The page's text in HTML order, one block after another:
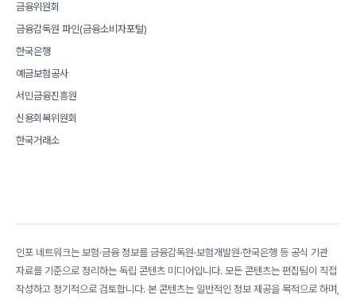
금융위원회
금융감독원 파인(금융소비자포털)
한국은행
예금보험공사
서민금융진흥원
신용회복위원회
한국거래소
인포 네트워크는 보험·금융 정보를 금융감독원·보험개발원·한국은행 등 공식 기관
자료를 기준으로 정리하는 독립 콘텐츠 미디어입니다. 모든 콘텐츠는 편집팀이 직접
작성하고 정기적으로 검토합니다. 본 콘텐츠는 일반적인 정보 제공을 목적으로 하며,